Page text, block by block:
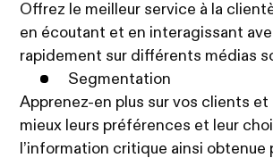
Offrez le meilleur service à la
en écoutant et en interagissant
rapidement sur différents médias
Segmentation
Apprenez-en plus sur vos clients et
mieux leurs préférences et leur
l’information critique ainsi obtenue